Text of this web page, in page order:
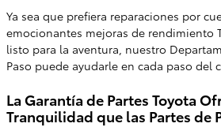
Ya sea que prefiera reparaciones por
emocionantes mejoras de rendimiento
listo para la aventura, nuestro
Paso puede ayudarle en cada paso del
La Garantía de Partes Toyota
Tranquilidad que las Partes de